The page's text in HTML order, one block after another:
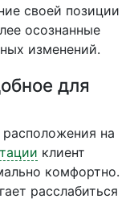
своей позиции
осознанные
изменений.
для
на
клиент
комфортно.
расслабиться